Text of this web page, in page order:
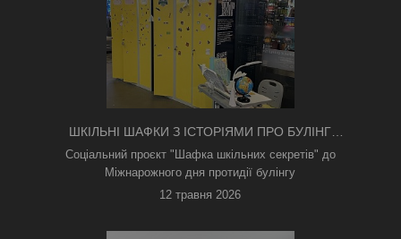
ШКІЛЬНІ ШАФКИ З ІСТОРІЯМИ ПРО БУЛІНГ
З'ЯВИЛИСЯ В КИЄВІ
Соціальний проєкт "Шафка шкільних секретів" до
Міжнарожного дня протидії булінгу
12 травня 2026